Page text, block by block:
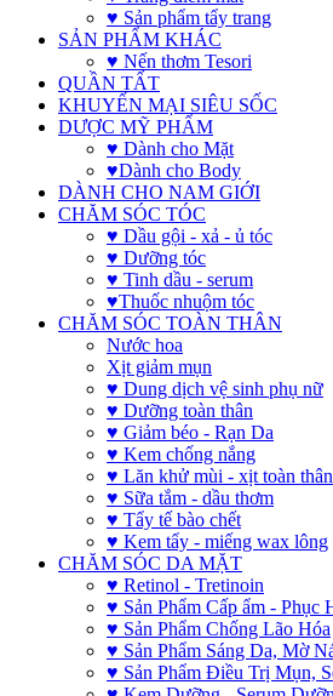
♥ Sản phẩm tẩy trang
SẢN PHẨM KHÁC
♥ Nến thơm Tesori
QUẦN TẤT
KHUYẾN MẠI SIÊU SỐC
DƯỢC MỸ PHẨM
♥ Dành cho Mặt
♥Dành cho Body
DÀNH CHO NAM GIỚI
CHĂM SÓC TÓC
♥ Dầu gội - xả - ủ tóc
♥ Dưỡng tóc
♥ Tinh dầu - serum
♥Thuốc nhuộm tóc
CHĂM SÓC TOÀN THÂN
Nước hoa
Xịt giảm mụn
♥ Dung dịch vệ sinh phụ nữ
♥ Dưỡng toàn thân
♥ Giảm béo - Rạn Da
♥ Kem chống nắng
♥ Lăn khử mùi - xịt toàn thân
♥ Sữa tắm - dầu thơm
♥ Tẩy tế bào chết
♥ Kem tẩy - miếng wax lông
CHĂM SÓC DA MẶT
♥ Retinol - Tretinoin
♥ Sản Phẩm Cấp ẩm - Phục
♥ Sản Phẩm Chống Lão Hóa
♥ Sản Phẩm Sáng Da, Mờ
♥ Sản Phẩm Điều Trị Mụn,